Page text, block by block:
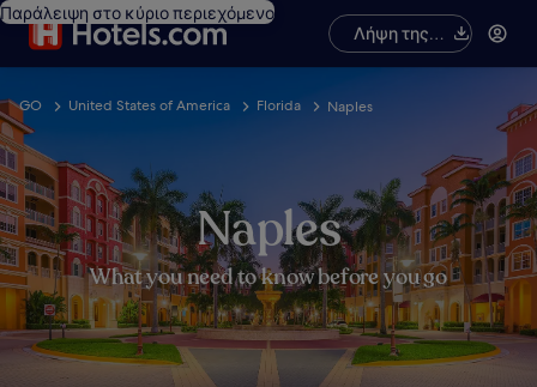
Παράλειψη στο κύριο περιεχόμενο
Λήψη της
εφαρμογής
GO United States of America Florida Naples
Naples
What you need to know before you go